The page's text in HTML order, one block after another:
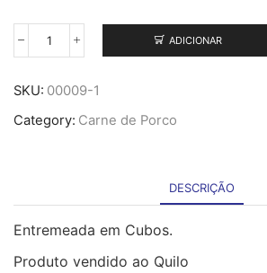
Quantidade
Entremeada
Porco
ADICIONAR
SKU: 00009-1
Category: Carne de Porco
DESCRIÇÃO
Entremeada em Cubos.
Produto vendido ao Quilo